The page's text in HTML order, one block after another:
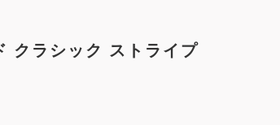
ログイン
クラシック ストライプ